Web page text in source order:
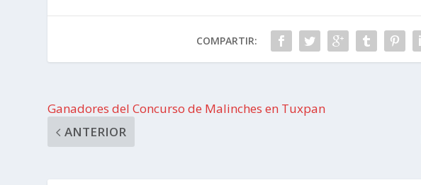
COMPARTIR:
Ganadores del Concurso de Malinches en Tuxpan
ANTERIOR